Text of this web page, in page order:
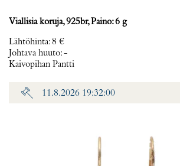
Viallisia koruja, 925br, Paino: 6 g
Lähtöhinta:8 €
Johtava huuto:-
Kaivopihan Pantti
11.8.2026 19:32:00